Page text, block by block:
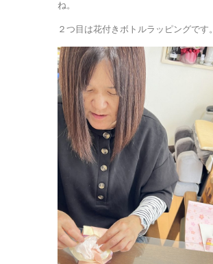
ね。
２つ目は花付きボトルラッピングです。